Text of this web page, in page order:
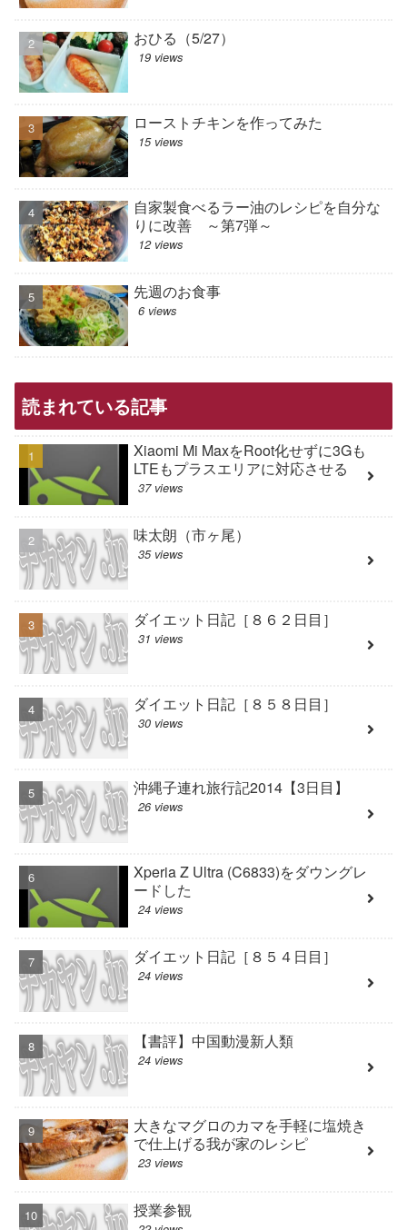
おひる（5/27）
19 views
ローストチキンを作ってみた
15 views
自家製食べるラー油のレシピを自分な
りに改善 ～第7弾～
12 views
先週のお食事
6 views
読まれている記事
Xiaomi Mi MaxをRoot化せずに3Gも
LTEもプラスエリアに対応させる
37 views
味太朗（市ヶ尾）
35 views
ダイエット日記［８６２日目］
31 views
ダイエット日記［８５８日目］
30 views
沖縄子連れ旅行記2014【3日目】
26 views
Xperia Z Ultra (C6833)をダウングレ
ードした
24 views
ダイエット日記［８５４日目］
24 views
【書評】中国動漫新人類
24 views
大きなマグロのカマを手軽に塩焼き
で仕上げる我が家のレシピ
23 views
授業参観